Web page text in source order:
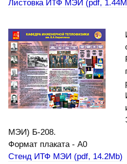
Листовка ИТФ МЭИ (pdf,
МЭИ) Б-208.
Формат плаката - A0
Стенд ИТФ МЭИ (pdf, 14.2Mb)